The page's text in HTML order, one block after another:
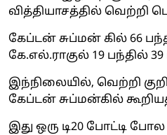
வித்தியாசத்தில் வெற்றி
கேப்டன் சுப்மன் கில் 66
கே.எல்.ராகுல் 19 பந்தில்
இந்நிலையில், வெற்றி
கேப்டன் சுப்மன்கில்
இது ஒரு டி20 போட்டி